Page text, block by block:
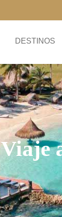
DESTINOS
Viaje